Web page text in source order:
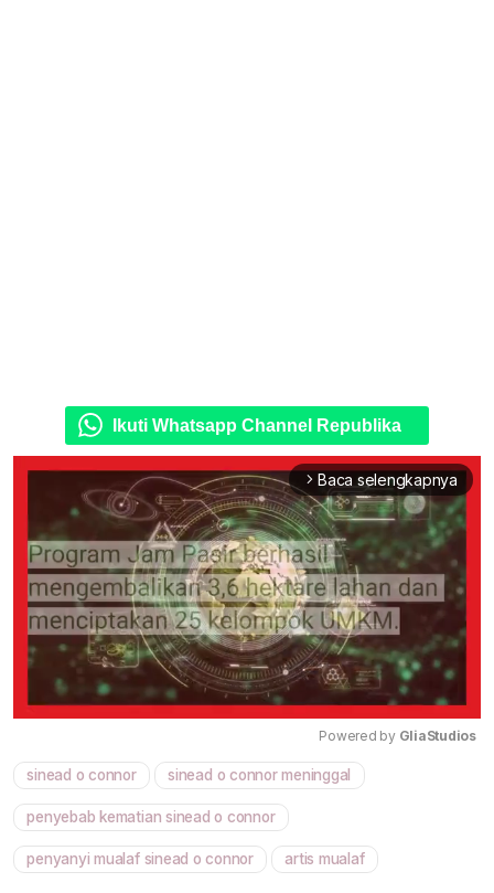
Ikuti Whatsapp Channel Republika
arrow_forward_ios Baca selengkapnya
Powered by GliaStudios
sinead o connor sinead o connor meninggal
penyebab kematian sinead o connor
penyanyi mualaf sinead o connor artis mualaf